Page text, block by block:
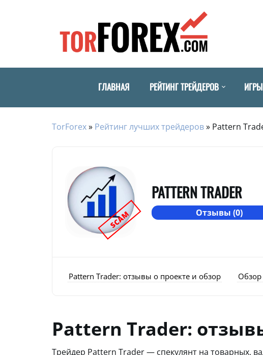
ГЛАВНАЯ РЕЙТИНГ ТРЕЙДЕРОВ ИГРЫ
TorForex» Рейтинг лучших трейдеров» Pattern
SCAM
PATTERN TRADER
Отзывы (0)
Pattern Trader: отзывы о проекте и обзор Обзор
Pattern Trader:
Трейдер Pattern Trader — спекулянт на товарных,